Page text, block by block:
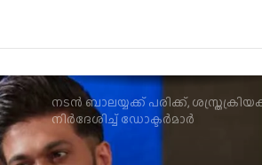
‘ടോക്‌സിക്കി’ലെ പുതിയ ഗാനം
‘മധുമോഹിനി’ പുറത്ത്